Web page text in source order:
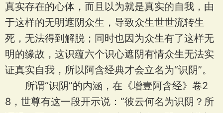
真实存在的心体，而且以为就是真实的自我，由
于这样的无明遮阴众生，导致众生世世流转生
死，无法得到解脱；同时也因为众生有了这样无
明的缘故，这识蕴六个识心遮阴有情众生无法实
证真实自我，所以阿含经典才会立名为“识阴”。
所谓“识阴”的内涵，在《增壹阿含经》卷2
8，世尊有这一段开示说：“彼云何名为识阴？所